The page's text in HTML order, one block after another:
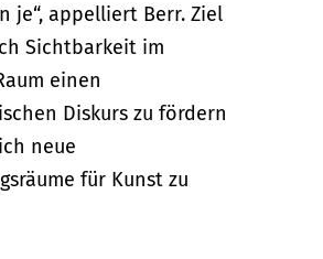
je“, appelliert Berr. Ziel
Sichtbarkeit im
einen
Diskurs zu fördern
neue
für Kunst zu